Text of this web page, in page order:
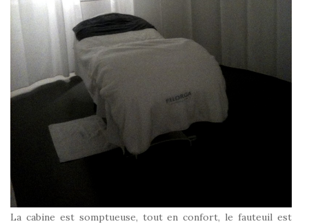
La cabine est somptueuse, tout en confort, le fauteuil est